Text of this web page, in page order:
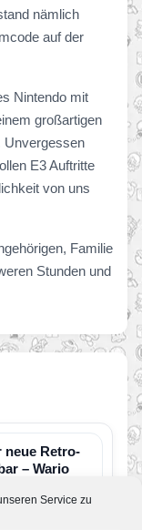
Service zu
nämlich
auf der
Nintendo mit
großartigen
Unvergessen
E3 Auftritte
von uns
Familie
Stunden und
neue Retro-
– Wario